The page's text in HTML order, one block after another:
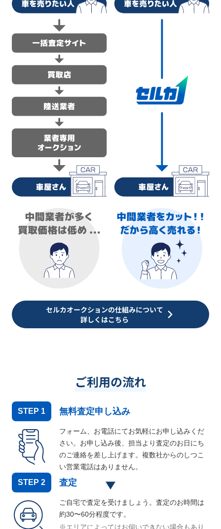
セルカオークションの仕組みについて
詳しくはこちら
ご利用の流れ
STEP 1 無料査定申し込み
フォーム、お電話にてお気軽にお申し込みくだ
さい。お申し込み後、担当より査定のお日にち
のご連絡を差し上げます。複数社からのしつこ
い営業電話はありません。
STEP 2 査定
ご自宅で査定を受けましょう。査定のお時間は
約30〜60分程度です。
※エリアによってはお伺いできない場合もあり